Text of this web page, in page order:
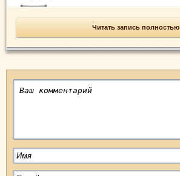
Читать запись полностью